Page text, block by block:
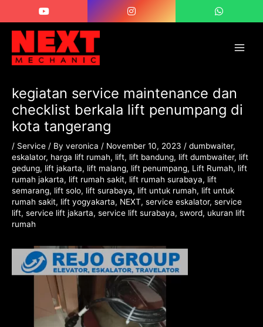
content
kegiatan service maintenance dan
checklist berkala lift penumpang di
kota tangerang
/ Service / By veronica / November 10, 2023 / dumbwaiter,
eskalator, harga lift rumah, lift, lift bandung, lift dumbwaiter, lift
gedung, lift jakarta, lift malang, lift penumpang, Lift Rumah, lift
rumah jakarta, lift rumah sakit, lift rumah surabaya, lift
semarang, lift solo, lift surabaya, lift untuk rumah, lift untuk
rumah sakit, lift yogyakarta, NEXT, service eskalator, service
lift, service lift jakarta, service lift surabaya, sword, ukuran lift
rumah
navigation